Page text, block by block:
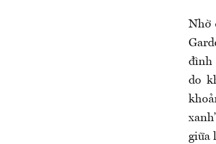
Nhờ
đình
do
giữa